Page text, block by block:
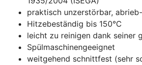
praktisch unzerstörbar,
Hitzebeständig bis 150°C
leicht zu reinigen dank seiner
Spülmaschinengeeignet
weitgehend schnittfest (sehr